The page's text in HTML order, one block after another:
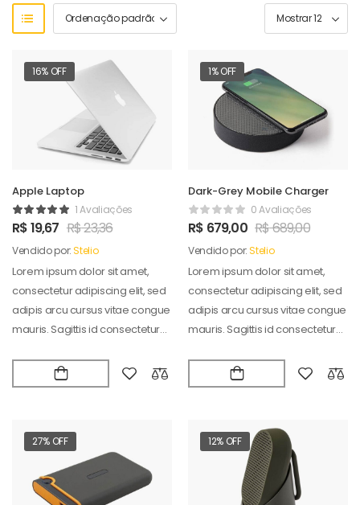
16% OFF
Apple Laptop
1 Avaliações
R$19,67 R$23,36
Vendido por:Stelio
Lorem ipsum dolor sit amet,
consectetur adipiscing elit, sed
adipis arcu cursus vitae congue
mauris. Sagittis id consectetur
1% OFF
Dark-Grey Mobile Charger
0 Avaliações
R$ 679,00 R$689,00
Vendido por:Stelio
Lorem ipsum dolor sit amet,
consectetur adipiscing elit, sed
adipis arcu cursus vitae congue
mauris. Sagittis id consectetur
27% OFF 12% OFF